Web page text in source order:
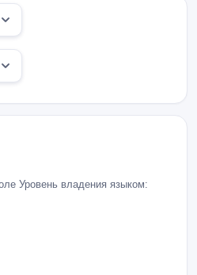
Уровень владения языком: